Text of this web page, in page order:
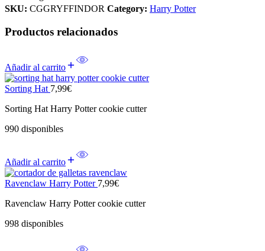
SKU: CGGRYFFINDOR Category: Harry Potter
Productos relacionados
Añadir al carrito
Sorting Hat 7,99€
Sorting Hat Harry Potter cookie cutter
990 disponibles
Añadir al carrito
Ravenclaw Harry Potter 7,99€
Ravenclaw Harry Potter cookie cutter
998 disponibles